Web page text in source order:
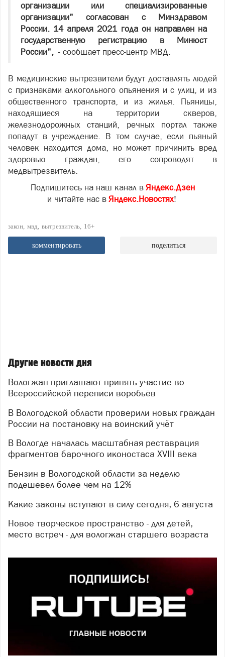
организации или специализированные
организации" согласован с Минздравом
России. 14 апреля 2021 года он направлен на
государственную регистрацию в Минюст
России", - сообщает пресс-центр МВД.
В медицинские вытрезвители будут доставлять людей
с признаками алкогольного опьянения и с улиц, и из
общественного транспорта, и из жилья. Пьяницы,
находящиеся на территории скверов,
железнодорожных станций, речных портал также
попадут в учреждение. В том случае, если пьяный
человек находится дома, но может причинить вред
здоровью граждан, его сопроводят в
медвытрезвитель.
Подпишитесь на наш канал в Яндекс.Дзен
и читайте нас в Яндекс.Новостях!
закон мвд вытрезвитель 16+
комментировать поделиться
Другие новости дня
Вологжан приглашают принять участие во
Всероссийской переписи воробьёв
В Вологодской области проверили новых граждан
России на постановку на воинский учёт
В Вологде началась масштабная реставрация
фрагментов барочного иконостаса XVIII века
Бензин в Вологодской области за неделю
подешевел более чем на 12%
Какие законы вступают в силу сегодня, 6 августа
Новое творческое пространство - для детей,
место встреч - для вологжан старшего возраста